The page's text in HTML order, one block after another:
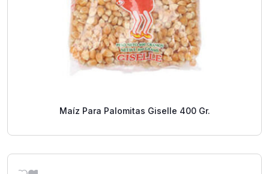
Maíz Para Palomitas Giselle 400 Gr.